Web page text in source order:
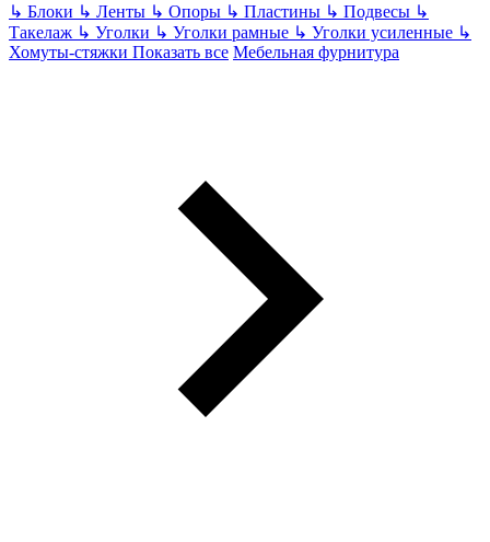
↳ Блоки ↳ Ленты ↳ Опоры ↳ Пластины ↳ Подвесы ↳
Такелаж ↳ Уголки ↳ Уголки рамные ↳ Уголки усиленные ↳
Хомуты-стяжки Показать все Мебельная фурнитура